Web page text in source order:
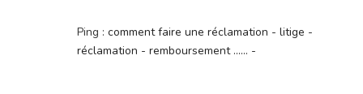
Ping : comment faire une réclamation - litige -
réclamation - remboursement ...... -